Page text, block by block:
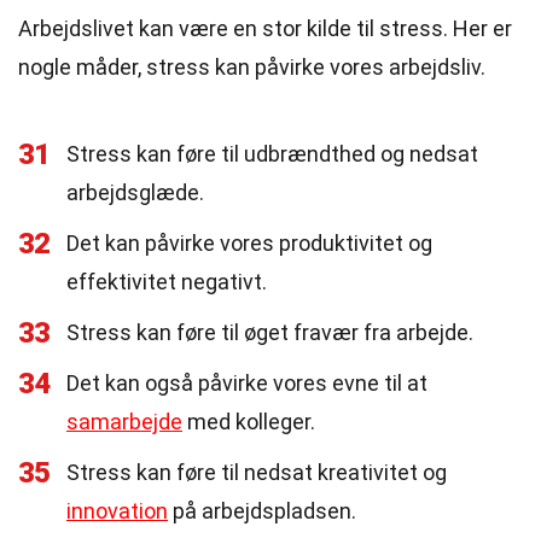
Arbejdslivet kan være en stor kilde til stress. Her er
nogle måder, stress kan påvirke vores arbejdsliv.
31
Stress kan føre til udbrændthed og nedsat
arbejdsglæde.
32
Det kan påvirke vores produktivitet og
effektivitet negativt.
33 Stress kan føre til øget fravær fra arbejde.
34
Det kan også påvirke vores evne til at
samarbejde med kolleger.
35
Stress kan føre til nedsat kreativitet og
innovation på arbejdspladsen.